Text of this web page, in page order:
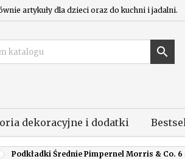
artykuły dla dzieci oraz do kuchni i jadalni.

dekoracyjne i dodatki
Podkładki Średnie Pimpernel Morris & Co. 6